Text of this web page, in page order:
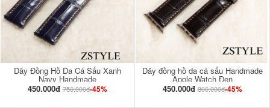
Dây Đồng Hồ Da Cá Sấu Xanh
Navy Handmade
450.000đ 750.000đ-45%
Dây đồng hồ da cá sấu Handmade
Apple Watch Đen
450.000đ 800.000đ-45%